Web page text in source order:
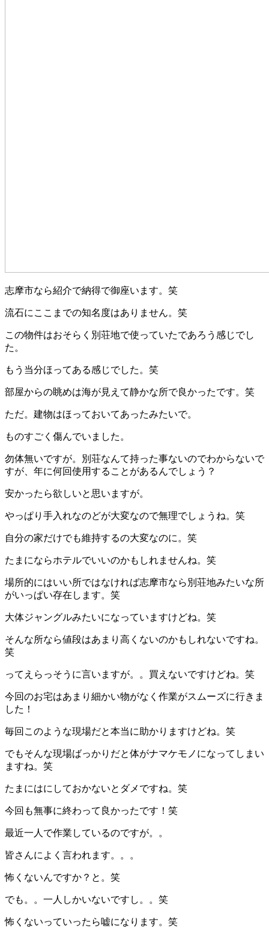
志摩市なら紹介で納得で御座います。笑
流石にここまでの知名度はありません。笑
この物件はおそらく別荘地で使っていたであろう感じでし
た。
もう当分ほってある感じでした。笑
部屋からの眺めは海が見えて静かな所で良かったです。笑
ただ。建物はほっておいてあったみたいで。
ものすごく傷んでいました。
勿体無いですが。別荘なんて持った事ないのでわからないで
すが、年に何回使用することがあるんでしょう？
安かったら欲しいと思いますが。
やっぱり手入れなのどが大変なので無理でしょうね。笑
自分の家だけでも維持するの大変なのに。笑
たまにならホテルでいいのかもしれませんね。笑
場所的にはいい所ではなければ志摩市なら別荘地みたいな所
がいっぱい存在します。笑
大体ジャングルみたいになっていますけどね。笑
そんな所なら値段はあまり高くないのかもしれないですね。
笑
ってえらっそうに言いますが。。買えないですけどね。笑
今回のお宅はあまり細かい物がなく作業がスムーズに行きま
した！
毎回このような現場だと本当に助かりますけどね。笑
でもそんな現場ばっかりだと体がナマケモノになってしまい
ますね。笑
たまにはにしておかないとダメですね。笑
今回も無事に終わって良かったです！笑
最近一人で作業しているのですが。。
皆さんによく言われます。。。
怖くないんですか？と。笑
でも。。一人しかいないですし。。笑
怖くないっていったら嘘になります。笑